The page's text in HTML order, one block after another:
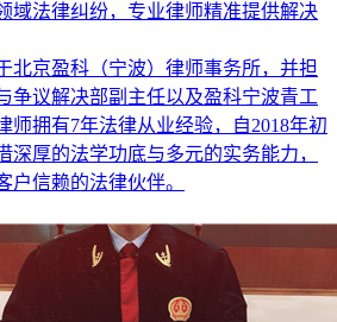
域法律纠纷，专业律师精准提供解决
北京盈科（宁波）律师事务所，并担
争议解决部副主任以及盈科宁波青工
师拥有7年法律从业经验，自2018年初
深厚的法学功底与多元的实务能力，
户信赖的法律伙伴。